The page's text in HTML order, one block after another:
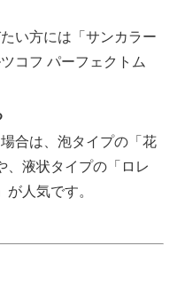
い方には「サンカラー
コフ パーフェクトム
合は、泡タイプの「花
、液状タイプの「ロレ
人気です。